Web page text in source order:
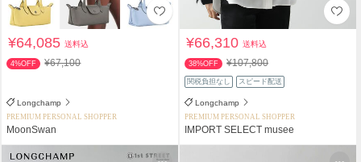
¥64,085送料込
4%OFF ¥67,100
Longchamp
PREMIUM PERSONAL SHOPPER
MoonSwan
¥66,310送料込
38%OFF ¥107,800
関税負担なし スピード配送
Longchamp
PREMIUM PERSONAL SHOPPER
IMPORT SELECT musee